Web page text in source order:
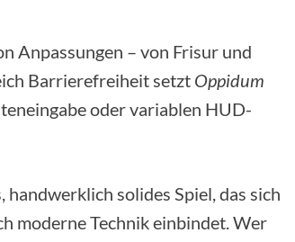
Anpassungen – von Frisur und
Barrierefreiheit setzt Oppidum
oder variablen HUD-
handwerklich solides Spiel, das sich
moderne Technik einbindet. Wer